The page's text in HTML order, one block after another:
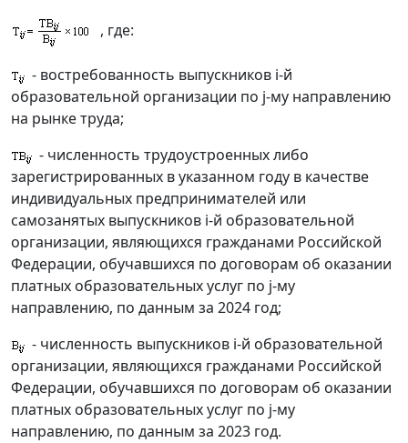
, где:
- востребованность выпускников i-й
образовательной организации по j-му направлению
на рынке труда;
- численность трудоустроенных либо
зарегистрированных в указанном году в качестве
индивидуальных предпринимателей или
самозанятых выпускников i-й образовательной
организации, являющихся гражданами Российской
Федерации, обучавшихся по договорам об оказании
платных образовательных услуг по j-му
направлению, по данным за 2024 год;
- численность выпускников i-й образовательной
организации, являющихся гражданами Российской
Федерации, обучавшихся по договорам об оказании
платных образовательных услуг по j-му
направлению, по данным за 2023 год.